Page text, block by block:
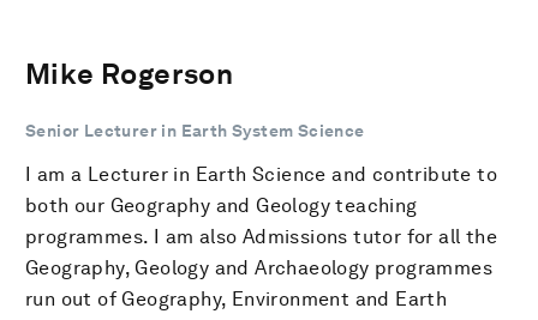
Mike Rogerson
Senior Lecturer in Earth System Science
I am a Lecturer in Earth Science and contribute to
both our Geography and Geology teaching
programmes. I am also Admissions tutor for all the
Geography, Geology and Archaeology programmes
run out of Geography, Environment and Earth